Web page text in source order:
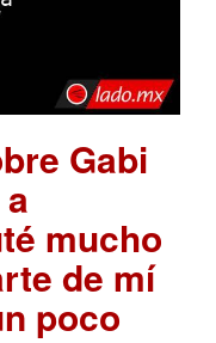
Gabi
mucho
de mí
poco